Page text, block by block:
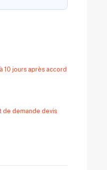
10 jours après accord
de demande devis